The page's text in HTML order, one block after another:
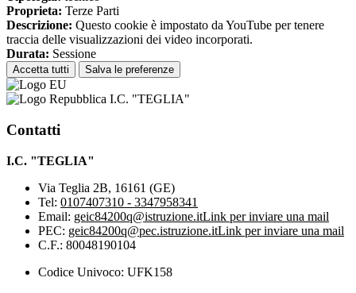
Proprieta: Terze Parti
Descrizione: Questo cookie è impostato da YouTube per tenere
traccia delle visualizzazioni dei video incorporati.
Durata: Sessione
Accetta tutti Salva le preferenze
I.C. "TEGLIA"
Contatti
I.C. "TEGLIA"
Via Teglia 2B, 16161 (GE)
Tel: 0107407310 - 3347958341
Email: geic84200q@istruzione.itLink per inviare una mail
PEC: geic84200q@pec.istruzione.itLink per inviare una mail
C.F.: 80048190104
Codice Univoco: UFK158